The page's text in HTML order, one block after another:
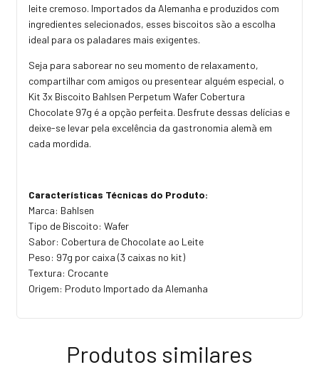
leite cremoso. Importados da Alemanha e produzidos com
ingredientes selecionados, esses biscoitos são a escolha
ideal para os paladares mais exigentes.
Seja para saborear no seu momento de relaxamento,
compartilhar com amigos ou presentear alguém especial, o
Kit 3x Biscoito Bahlsen Perpetum Wafer Cobertura
Chocolate 97g é a opção perfeita. Desfrute dessas delícias e
deixe-se levar pela excelência da gastronomia alemã em
cada mordida.
Características Técnicas do Produto:
Marca: Bahlsen
Tipo de Biscoito: Wafer
Sabor: Cobertura de Chocolate ao Leite
Peso: 97g por caixa (3 caixas no kit)
Textura: Crocante
Origem: Produto Importado da Alemanha
Produtos similares